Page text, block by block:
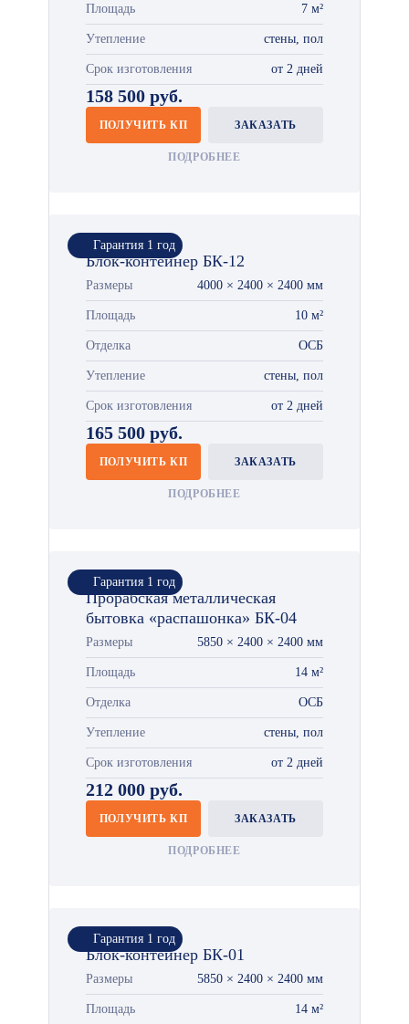
Площадь 7 м²
Утепление стены, пол
Срок изготовления от 2 дней
158 500 руб.
ПОЛУЧИТЬ КП ЗАКАЗАТЬ
ПОДРОБНЕЕ
Гарантия 1 год
Блок-контейнер БК-12
Размеры 4000 × 2400 × 2400 мм
Площадь 10 м²
Отделка ОСБ
Утепление стены, пол
Срок изготовления от 2 дней
165 500 руб.
ПОЛУЧИТЬ КП ЗАКАЗАТЬ
ПОДРОБНЕЕ
Гарантия 1 год
Прорабская металлическая
бытовка «распашонка» БК-04
Размеры 5850 × 2400 × 2400 мм
Площадь 14 м²
Отделка ОСБ
Утепление стены, пол
Срок изготовления от 2 дней
212 000 руб.
ПОЛУЧИТЬ КП ЗАКАЗАТЬ
ПОДРОБНЕЕ
Гарантия 1 год
Блок-контейнер БК-01
Размеры 5850 × 2400 × 2400 мм
Площадь 14 м²